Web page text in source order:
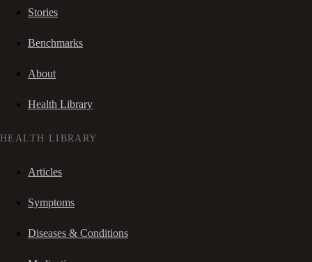
Stories
Benchmarks
About
Health Library
HEALTH LIBRARY
Articles
Symptoms
Diseases & Conditions